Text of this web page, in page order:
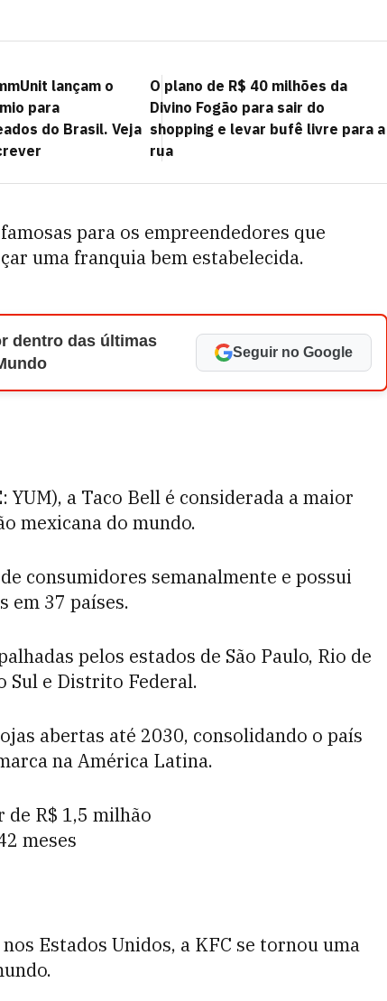
lançam o
para
do Brasil. Veja
O plano de R$ 40 milhões da
Divino Fogão para sair do
shopping e levar bufê livre para a
rua
para os empreendedores que
uma franquia bem estabelecida.
dentro das últimas
Seguir no Google
YUM), a Taco Bell é considerada a maior
mexicana do mundo.
consumidores semanalmente e possui
em 37 países.
pelos estados de São Paulo, Rio de
Sul e Distrito Federal.
abertas até 2030, consolidando o país
na América Latina.
R$ 1,5 milhão
meses
Estados Unidos, a KFC se tornou uma